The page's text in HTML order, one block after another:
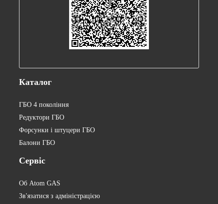
Каталог
ГБО 4 покоління
Редуктори ГБО
Форсунки і штуцери ГБО
Балони ГБО
Сервіс
Об Atom GAS
Зв'язатися з адміністрацією